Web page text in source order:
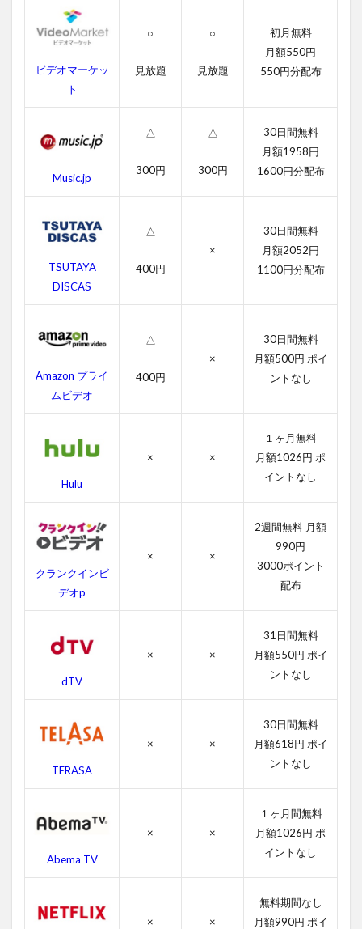
覧
2
ド
ー
の
料
007
ゴー
ルド
ーの
動画
吹き
替え
3
ガ
ー
じ
007
ゴ
ル
ド
ビデオマーケッ
ト
○
見放題
○
見放題
初月無料
月額550円
550円分配布
Music.jp
△
300円
△
300円
30日間無料
月額1958円
1600円分配布
TSUTAYA
DISCAS
△
400円
×
30日間無料
月額2052円
1100円分配布
Amazon プライ
ムビデオ
△
400円
×
30日間無料
月額500円 ポイ
ントなし
Hulu
× ×
１ヶ月無料
月額1026円 ポ
イントなし
クランクインビ
デオp
× ×
2週間無料 月額
990円
3000ポイント
配布
dTV
× ×
31日間無料
月額550円 ポイ
ントなし
TERASA
× ×
30日間無料
月額618円 ポイ
ントなし
Abema TV
× ×
１ヶ月間無料
月額1026円 ポ
イントなし
× ×
無料期間なし
月額990円 ポイ